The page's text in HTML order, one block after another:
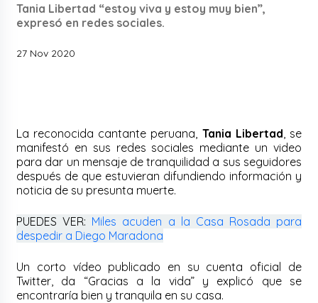
Tania Libertad “estoy viva y estoy muy bien”,
expresó en redes sociales.
27 Nov 2020
La reconocida cantante peruana, Tania Libertad , se
manifestó en sus redes sociales mediante un video
para dar un mensaje de tranquilidad a sus seguidores
después de que estuvieran difundiendo información y
noticia de su presunta muerte.
PUEDES VER: Miles acuden a la Casa Rosada para
despedir a Diego Maradona
Un corto vídeo publicado en su cuenta oficial de
Twitter, da “Gracias a la vida” y explicó que se
encontraría bien y tranquila en su casa.